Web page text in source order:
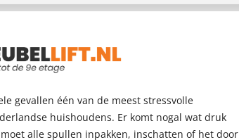
gevallen één van de meest stressvolle
huishoudens. Er komt nogal wat druk
moet alle spullen inpakken, inschatten of het door